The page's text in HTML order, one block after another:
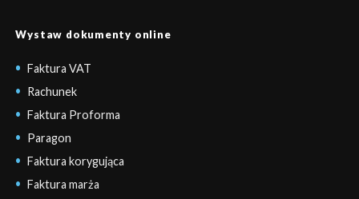
Wystaw dokumenty online
Faktura VAT
Rachunek
Faktura Proforma
Paragon
Faktura korygująca
Faktura marża